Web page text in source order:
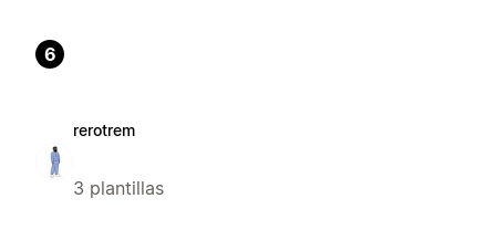
6
rerotrem
3 plantillas